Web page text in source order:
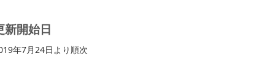
新開始日
年7月24日より順次